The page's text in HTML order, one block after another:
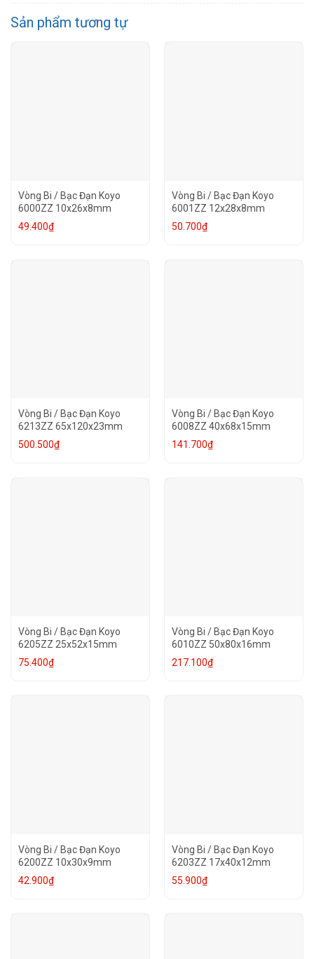
Sản phẩm tương tự
Vòng Bi / Bạc Đạn Koyo
6000ZZ 10x26x8mm
49.400₫
Vòng Bi / Bạc Đạn Koyo
6001ZZ 12x28x8mm
50.700₫
Vòng Bi / Bạc Đạn Koyo
6213ZZ 65x120x23mm
500.500₫
Vòng Bi / Bạc Đạn Koyo
6008ZZ 40x68x15mm
141.700₫
Vòng Bi / Bạc Đạn Koyo
6205ZZ 25x52x15mm
75.400₫
Vòng Bi / Bạc Đạn Koyo
6010ZZ 50x80x16mm
217.100₫
Vòng Bi / Bạc Đạn Koyo
6200ZZ 10x30x9mm
42.900₫
Vòng Bi / Bạc Đạn Koyo
6203ZZ 17x40x12mm
55.900₫